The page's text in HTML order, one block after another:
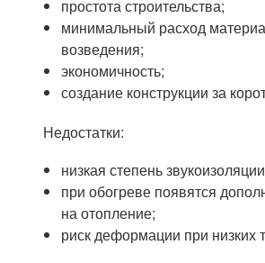
простота строительства;
минимальный расход
возведения;
экономичность;
создание конструкции за
Недостатки:
низкая степень
при обогреве появятся
на отопление;
риск деформации при низких